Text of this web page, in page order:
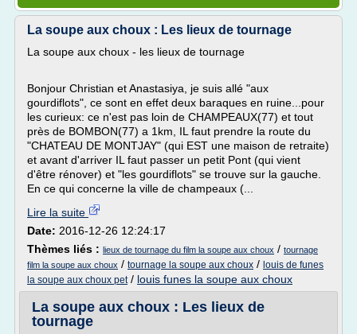
La soupe aux choux : Les lieux de tournage
La soupe aux choux - les lieux de tournage
Bonjour Christian et Anastasiya, je suis allé "aux
gourdiflots", ce sont en effet deux baraques en ruine...pour
les curieux: ce n'est pas loin de CHAMPEAUX(77) et tout
près de BOMBON(77) a 1km, IL faut prendre la route du
"CHATEAU DE MONTJAY" (qui EST une maison de retraite)
et avant d'arriver IL faut passer un petit Pont (qui vient
d'être rénover) et "les gourdiflots" se trouve sur la gauche.
En ce qui concerne la ville de champeaux (...
Lire la suite
Date: 2016-12-26 12:24:17
Thèmes liés : lieux de tournage du film la soupe aux choux / tournage
film la soupe aux choux / tournage la soupe aux choux / louis de funes
la soupe aux choux pet/ louis funes la soupe aux choux
La soupe aux choux : Les lieux de
tournage